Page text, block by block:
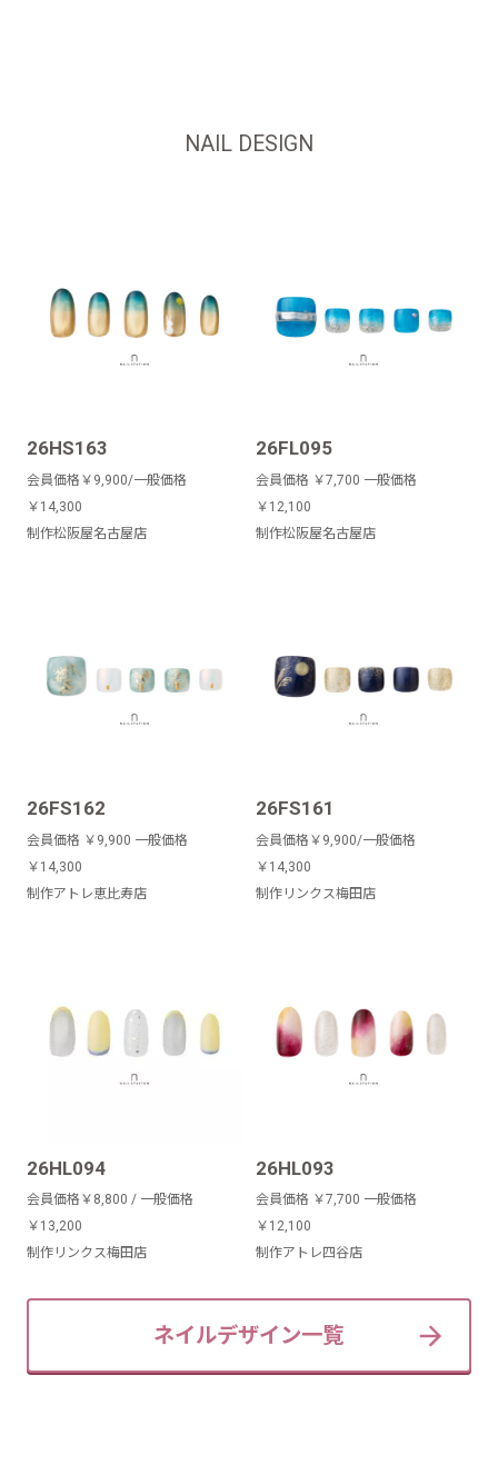
NAIL DESIGN
26HS163
会員価格￥9,900/一般価格
￥14,300
制作松阪屋名古屋店
26FL095
会員価格 ￥7,700 一般価格
￥12,100
制作松阪屋名古屋店
26FS162
会員価格 ￥9,900 一般価格
￥14,300
制作アトレ恵比寿店
26FS161
会員価格￥9,900/一般価格
￥14,300
制作リンクス梅田店
26HL094
会員価格￥8,800 / 一般価格
￥13,200
制作リンクス梅田店
26HL093
会員価格 ￥7,700 一般価格
￥12,100
制作アトレ四谷店
ネイルデザイン一覧